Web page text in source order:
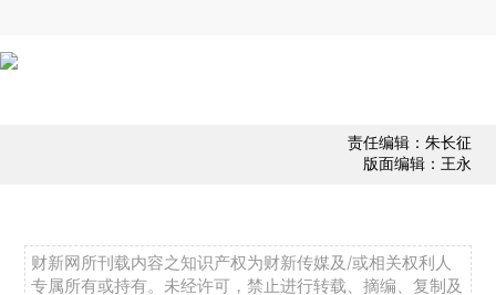
责任编辑：朱长征
版面编辑：王永
财新网所刊载内容之知识产权为财新传媒及/或相关权利人
专属所有或持有。未经许可，禁止进行转载、摘编、复制及